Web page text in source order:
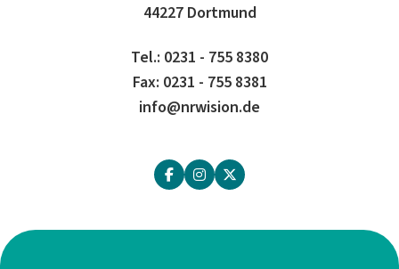
44227 Dortmund
Tel.: 0231 - 755 8380
Fax: 0231 - 755 8381
info@nrwision.de